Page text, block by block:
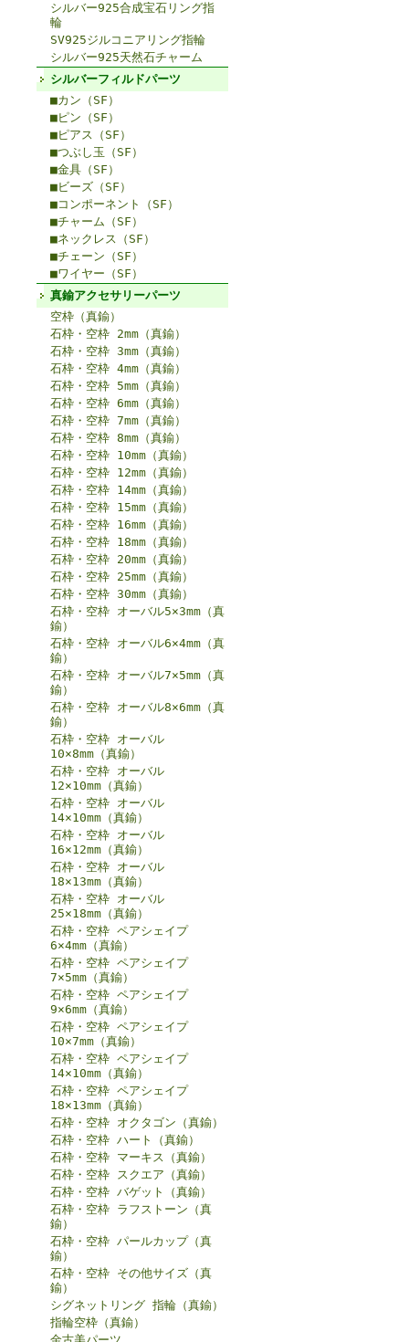
シルバー925合成宝石リング指
輪
SV925ジルコニアリング指輪
シルバー925天然石チャーム
シルバーフィルドパーツ
■カン（SF）
■ピン（SF）
■ピアス（SF）
■つぶし玉（SF）
■金具（SF）
■ビーズ（SF）
■コンポーネント（SF）
■チャーム（SF）
■ネックレス（SF）
■チェーン（SF）
■ワイヤー（SF）
真鍮アクセサリーパーツ
空枠（真鍮）
石枠・空枠 2mm（真鍮）
石枠・空枠 3mm（真鍮）
石枠・空枠 4mm（真鍮）
石枠・空枠 5mm（真鍮）
石枠・空枠 6mm（真鍮）
石枠・空枠 7mm（真鍮）
石枠・空枠 8mm（真鍮）
石枠・空枠 10mm（真鍮）
石枠・空枠 12mm（真鍮）
石枠・空枠 14mm（真鍮）
石枠・空枠 15mm（真鍮）
石枠・空枠 16mm（真鍮）
石枠・空枠 18mm（真鍮）
石枠・空枠 20mm（真鍮）
石枠・空枠 25mm（真鍮）
石枠・空枠 30mm（真鍮）
石枠・空枠 オーバル5×3mm（真
鍮）
石枠・空枠 オーバル6×4mm（真
鍮）
石枠・空枠 オーバル7×5mm（真
鍮）
石枠・空枠 オーバル8×6mm（真
鍮）
石枠・空枠 オーバル
10×8mm（真鍮）
石枠・空枠 オーバル
12×10mm（真鍮）
石枠・空枠 オーバル
14×10mm（真鍮）
石枠・空枠 オーバル
16×12mm（真鍮）
石枠・空枠 オーバル
18×13mm（真鍮）
石枠・空枠 オーバル
25×18mm（真鍮）
石枠・空枠 ペアシェイプ
6×4mm（真鍮）
石枠・空枠 ペアシェイプ
7×5mm（真鍮）
石枠・空枠 ペアシェイプ
9×6mm（真鍮）
石枠・空枠 ペアシェイプ
10×7mm（真鍮）
石枠・空枠 ペアシェイプ
14×10mm（真鍮）
石枠・空枠 ペアシェイプ
18×13mm（真鍮）
石枠・空枠 オクタゴン（真鍮）
石枠・空枠 ハート（真鍮）
石枠・空枠 マーキス（真鍮）
石枠・空枠 スクエア（真鍮）
石枠・空枠 バゲット（真鍮）
石枠・空枠 ラフストーン（真
鍮）
石枠・空枠 パールカップ（真
鍮）
石枠・空枠 その他サイズ（真
鍮）
シグネットリング 指輪（真鍮）
指輪空枠（真鍮）